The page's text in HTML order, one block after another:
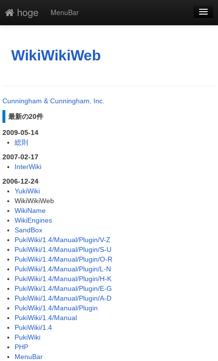
hoge
MenuBar
添付
一覧
単語検索
WikiWikiWeb
Cunningham & Cunningham, Inc.
最新の20件
2009-05-14
総則
2007-02-17
InterWiki
2006-12-24
YukiWiki
WikiWikiWeb
WikiName
WikiEngines
SandBox
PukiWiki/1.4/Manual/Plugin/V-Z
PukiWiki/1.4/Manual/Plugin/S-U
PukiWiki/1.4/Manual/Plugin/O-R
PukiWiki/1.4/Manual/Plugin/L-N
PukiWiki/1.4/Manual/Plugin/H-K
PukiWiki/1.4/Manual/Plugin/E-G
PukiWiki/1.4/Manual/Plugin/A-D
PukiWiki/1.4/Manual/Plugin
PukiWiki/1.4/Manual
PukiWiki/1.4
PukiWiki
PHP
MenuBar